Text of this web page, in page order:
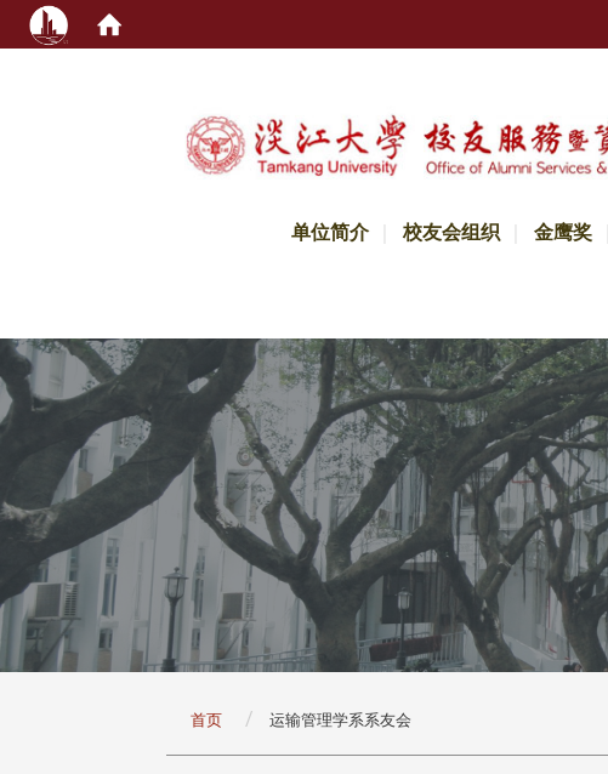
单位简介 校友会组织 金鹰奖
首页 运输管理学系系友会